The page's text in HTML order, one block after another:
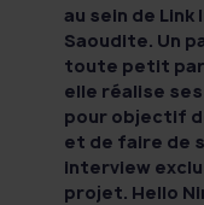
au sein de
Saoudite. Un
toute petit par
elle réalise
pour objectif
et de faire de
interview
projet. Hello